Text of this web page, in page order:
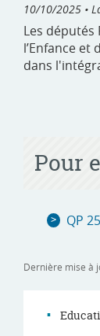
10/10/2025 •
Les députés
l’Enfance et
dans
Pour
QP
Dernière mise à